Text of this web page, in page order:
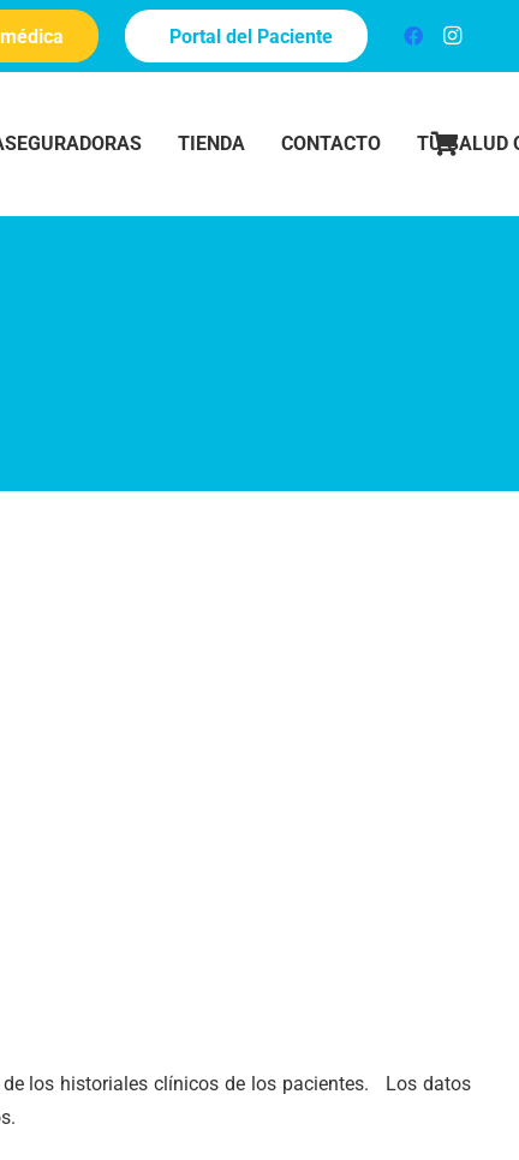
Portal del Paciente
TIENDA CONTACTO TU SALUD
los historiales clínicos de los pacientes. Los datos